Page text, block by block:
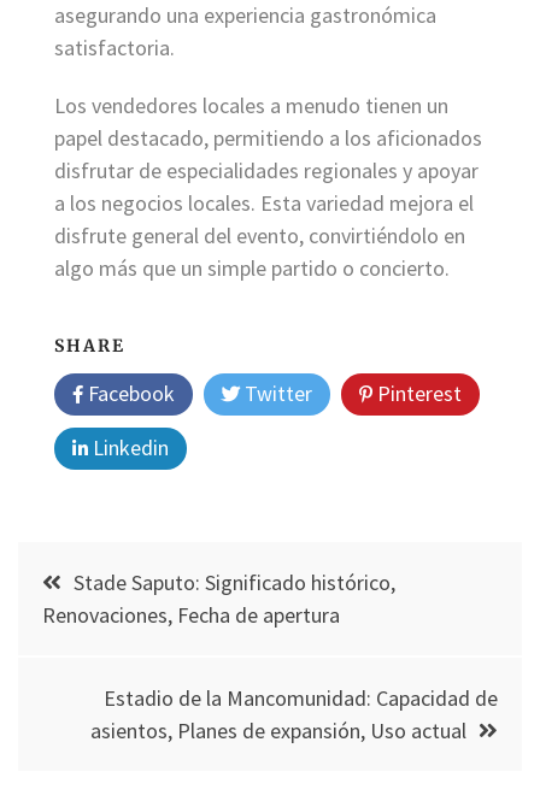
asegurando una experiencia gastronómica
satisfactoria.
Los vendedores locales a menudo tienen un
papel destacado, permitiendo a los aficionados
disfrutar de especialidades regionales y apoyar
a los negocios locales. Esta variedad mejora el
disfrute general del evento, convirtiéndolo en
algo más que un simple partido o concierto.
SHARE
Facebook Twitter
Pinterest
Linkedin
Post
navigation
Stade Saputo: Significado histórico,
Renovaciones, Fecha de apertura
Estadio de la Mancomunidad: Capacidad de
asientos, Planes de expansión, Uso actual